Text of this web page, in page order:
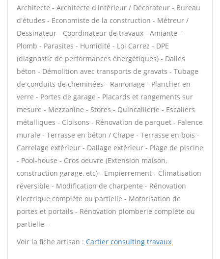
Architecte - Architecte d'intérieur / Décorateur - Bureau
d'études - Economiste de la construction - Métreur /
Dessinateur - Coordinateur de travaux - Amiante -
Plomb - Parasites - Humidité - Loi Carrez - DPE
(diagnostic de performances énergétiques) - Dalles
béton - Démolition avec transports de gravats - Tubage
de conduits de cheminées - Ramonage - Plancher en
verre - Portes de garage - Placards et rangements sur
mesure - Mezzanine - Stores - Quincaillerie - Escaliers
métalliques - Cloisons - Rénovation de parquet - Faïence
murale - Terrasse en béton / Chape - Terrasse en bois -
Carrelage extérieur - Dallage extérieur - Plage de piscine
- Pool-house - Gros oeuvre (Extension maison,
construction garage, etc) - Empierrement - Climatisation
réversible - Modification de charpente - Rénovation
électrique complète ou partielle - Motorisation de
portes et portails - Rénovation plomberie complète ou
partielle -
Voir la fiche artisan : Cartier consulting travaux